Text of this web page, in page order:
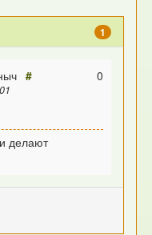
1
0
#
делают